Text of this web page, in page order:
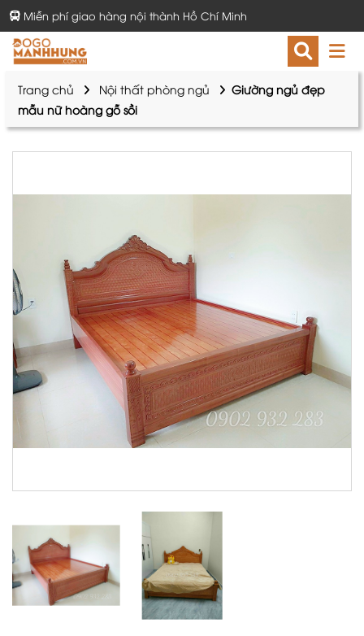
Miễn phí giao hàng nội thành Hồ Chí Minh
Trang chủ Nội thất phòng ngủ
Giường ngủ đẹp
mẫu nữ hoàng gỗ sồi